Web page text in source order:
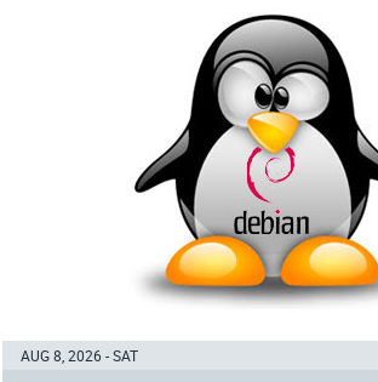
AUG 8, 2026 - SAT